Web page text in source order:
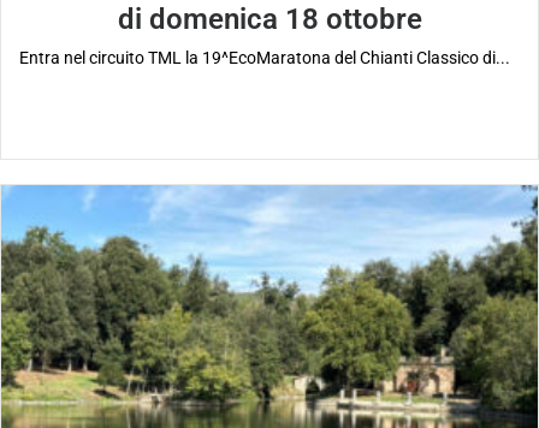
di domenica 18 ottobre
Entra nel circuito TML la 19^EcoMaratona del Chianti Classico di...